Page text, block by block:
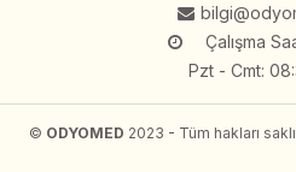
Çalışma
Pzt - Cmt:
© ODYOMED 2023 - Tüm hakları